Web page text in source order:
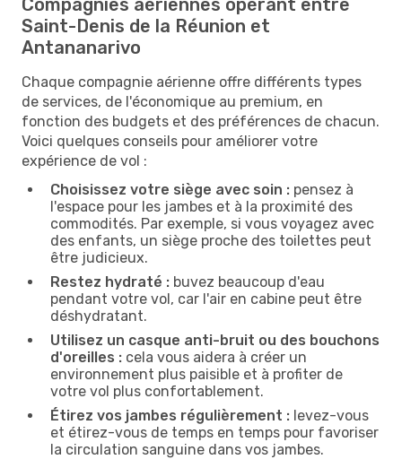
Compagnies aériennes opérant entre
Saint-Denis de la Réunion et
Antananarivo
Chaque compagnie aérienne offre différents types
de services, de l'économique au premium, en
fonction des budgets et des préférences de chacun.
Voici quelques conseils pour améliorer votre
expérience de vol :
Choisissez votre siège avec soin : pensez à
l'espace pour les jambes et à la proximité des
commodités. Par exemple, si vous voyagez avec
des enfants, un siège proche des toilettes peut
être judicieux.
Restez hydraté : buvez beaucoup d'eau
pendant votre vol, car l'air en cabine peut être
déshydratant.
Utilisez un casque anti-bruit ou des bouchons
d'oreilles : cela vous aidera à créer un
environnement plus paisible et à profiter de
votre vol plus confortablement.
Étirez vos jambes régulièrement : levez-vous
et étirez-vous de temps en temps pour favoriser
la circulation sanguine dans vos jambes.